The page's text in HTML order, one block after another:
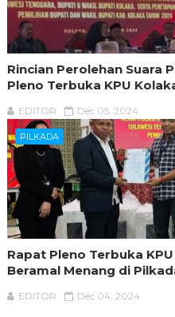
Rincian Perolehan Suara
Pleno Terbuka KPU
EDITOR Dec 05, 2024
PILKADA
Rapat Pleno Terbuka
Beramal Menang di
EDITOR Dec 04, 2024